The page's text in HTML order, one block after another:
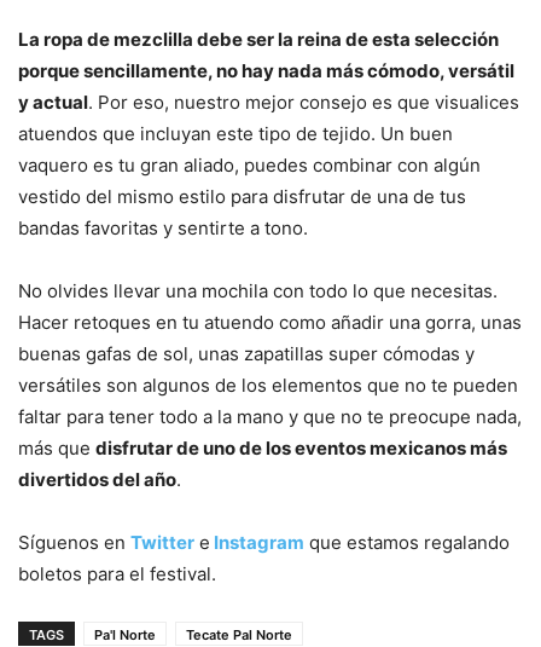
La ropa de mezclilla debe ser la reina de esta selección
porque sencillamente, no hay nada más cómodo, versátil
y actual. Por eso, nuestro mejor consejo es que visualices
atuendos que incluyan este tipo de tejido. Un buen
vaquero es tu gran aliado, puedes combinar con algún
vestido del mismo estilo para disfrutar de una de tus
bandas favoritas y sentirte a tono.
No olvides llevar una mochila con todo lo que necesitas.
Hacer retoques en tu atuendo como añadir una gorra, unas
buenas gafas de sol, unas zapatillas super cómodas y
versátiles son algunos de los elementos que no te pueden
faltar para tener todo a la mano y que no te preocupe nada,
más que disfrutar de uno de los eventos mexicanos más
divertidos del año.
Síguenos en Twitter e Instagram que estamos regalando
boletos para el festival.
TAGS Pa'l Norte Tecate Pal Norte